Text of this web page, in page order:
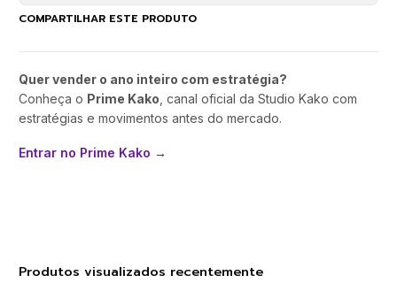
COMPARTILHAR ESTE PRODUTO
Quer vender o ano inteiro com estratégia?
Conheça o Prime Kako , canal oficial da Studio Kako com
estratégias e movimentos antes do mercado.
Entrar no Prime Kako →
Produtos visualizados recentemente